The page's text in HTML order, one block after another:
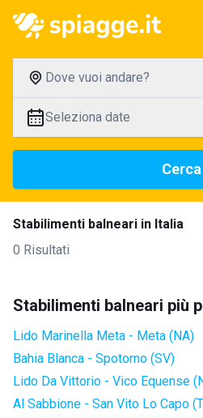
Dove vuoi andare?
Seleziona date
Cerca
Stabilimenti balneari in Italia
0 Risultati
Stabilimenti balneari più
Lido Marinella Meta - Meta (NA)
Bahia Blanca - Spotorno (SV)
Lido Da Vittorio - Vico Equense
Al Sabbione - San Vito Lo Capo